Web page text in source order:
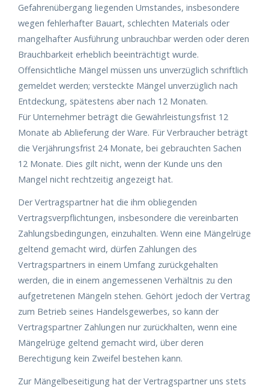
Gefahrenübergang liegenden Umstandes, insbesondere
wegen fehlerhafter Bauart, schlechten Materials oder
mangelhafter Ausführung unbrauchbar werden oder deren
Brauchbarkeit erheblich beeinträchtigt wurde.
Offensichtliche Mängel müssen uns unverzüglich schriftlich
gemeldet werden; versteckte Mängel unverzüglich nach
Entdeckung, spätestens aber nach 12 Monaten.
Für Unternehmer beträgt die Gewährleistungsfrist 12
Monate ab Ablieferung der Ware. Für Verbraucher beträgt
die Verjährungsfrist 24 Monate, bei gebrauchten Sachen
12 Monate. Dies gilt nicht, wenn der Kunde uns den
Mangel nicht rechtzeitig angezeigt hat.
Der Vertragspartner hat die ihm obliegenden
Vertragsverpflichtungen, insbesondere die vereinbarten
Zahlungsbedingungen, einzuhalten. Wenn eine Mängelrüge
geltend gemacht wird, dürfen Zahlungen des
Vertragspartners in einem Umfang zurückgehalten
werden, die in einem angemessenen Verhältnis zu den
aufgetretenen Mängeln stehen. Gehört jedoch der Vertrag
zum Betrieb seines Handelsgewerbes, so kann der
Vertragspartner Zahlungen nur zurückhalten, wenn eine
Mängelrüge geltend gemacht wird, über deren
Berechtigung kein Zweifel bestehen kann.
Zur Mängelbeseitigung hat der Vertragspartner uns stets